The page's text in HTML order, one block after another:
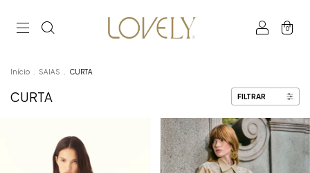
0
Início SAIAS CURTA
CURTA FILTRAR